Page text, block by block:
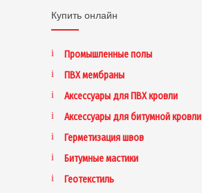
Купить онлайн
Промышленные полы
ПВХ мембраны
Аксессуары для ПВХ кровли
Аксессуары для битумной кровли
Герметизация швов
Битумные мастики
Геотекстиль